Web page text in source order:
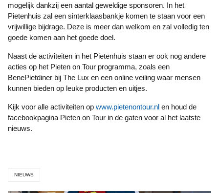
mogelijk dankzij een aantal geweldige sponsoren. In het
Pietenhuis zal een sinterklaasbankje komen te staan voor een
vrijwillige bijdrage. Deze is meer dan welkom en zal volledig ten
goede komen aan het goede doel.
Naast de activiteiten in het Pietenhuis staan er ook nog andere
acties op het Pieten on Tour programma, zoals een
BenePietdiner bij The Lux en een online veiling waar mensen
kunnen bieden op leuke producten en uitjes.
Kijk voor alle activiteiten op www.pietenontour.nl en houd de
facebookpagina Pieten on Tour in de gaten voor al het laatste
nieuws.
NIEUWS